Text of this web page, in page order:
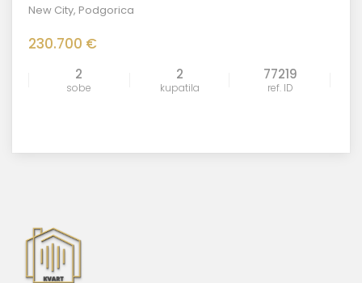
New City, Podgorica
230.700 €
2
sobe
2
kupatila
77219
ref. ID